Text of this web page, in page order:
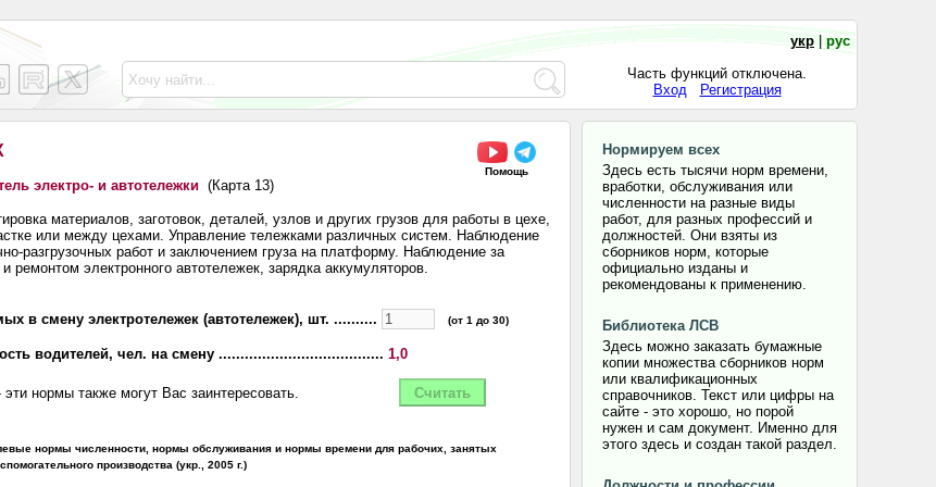
укр
рус
Часть функций отключена.
Вход
Регистрация
электро- и автотележки (Карта 13)
Помощь
материалов, заготовок, деталей, узлов и других грузов для работы в цехе,
или между цехами. Управление тележками различных систем. Наблюдение
разгрузочных работ и заключением груза на платформу. Наблюдение за
ремонтом электронного автотележек, зарядка аккумуляторов.
в смену электротележек (автотележек), шт. .......... (от 1 до 30)
водителей, чел. на смену ...................................... 1,0
эти нормы также могут Вас заинтересовать.
нормы численности, нормы обслуживания и нормы времени для рабочих, занятых
производства (укр., 2005 г.)
Нормируем всех
Здесь есть тысячи норм времени,
вработки, обслуживания или
численности на разные виды
работ, для разных профессий и
должностей. Они взяты из
сборников норм, которые
официально изданы и
рекомендованы к применению.
Библиотека ЛСВ
Здесь можно заказать бумажные
копии множества сборников норм
или квалификационных
справочников. Текст или цифры на
сайте - это хорошо, но порой
нужен и сам документ. Именно для
этого здесь и создан такой раздел.